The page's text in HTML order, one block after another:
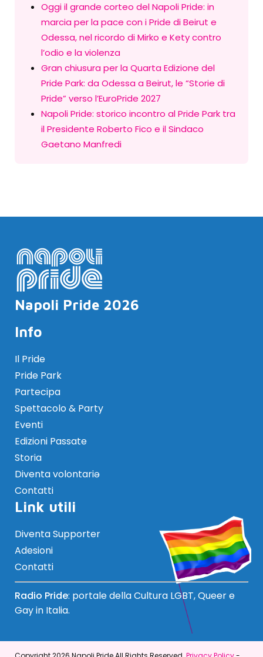
Oggi il grande corteo del Napoli Pride: in
marcia per la pace con i Pride di Beirut e
Odessa, nel ricordo di Mirko e Kety contro
l’odio e la violenza
Gran chiusura per la Quarta Edizione del
Pride Park: da Odessa a Beirut, le “Storie di
Pride” verso l’EuroPride 2027
Napoli Pride: storico incontro al Pride Park tra
il Presidente Roberto Fico e il Sindaco
Gaetano Manfredi
Napoli Pride 2026
Info
Il Pride
Pride Park
Partecipa
Spettacolo & Party
Eventi
Edizioni Passate
Storia
Diventa volontariə
Contatti
Link utili
Diventa Supporter
Adesioni
Contatti
Radio Pride: portale della Cultura LGBT, Queer e
Gay in Italia.